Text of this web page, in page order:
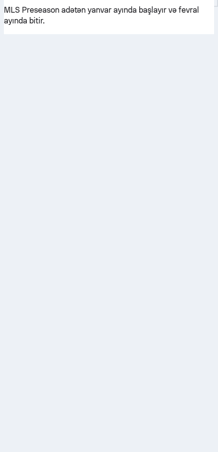
MLS Preseason adətən yanvar ayında başlayır və fevral
ayında bitir.